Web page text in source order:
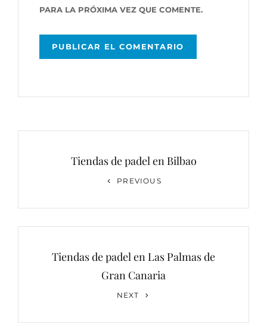
PARA LA PRÓXIMA VEZ QUE COMENTE.
Tiendas de padel en Bilbao
PREVIOUS
Tiendas de padel en Las Palmas de
Gran Canaria
NEXT